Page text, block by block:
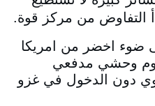
التفاوض من مركز قوة.
ضوء اخضر من امريكا
وحشي مدفعي
دون الدخول في غزو